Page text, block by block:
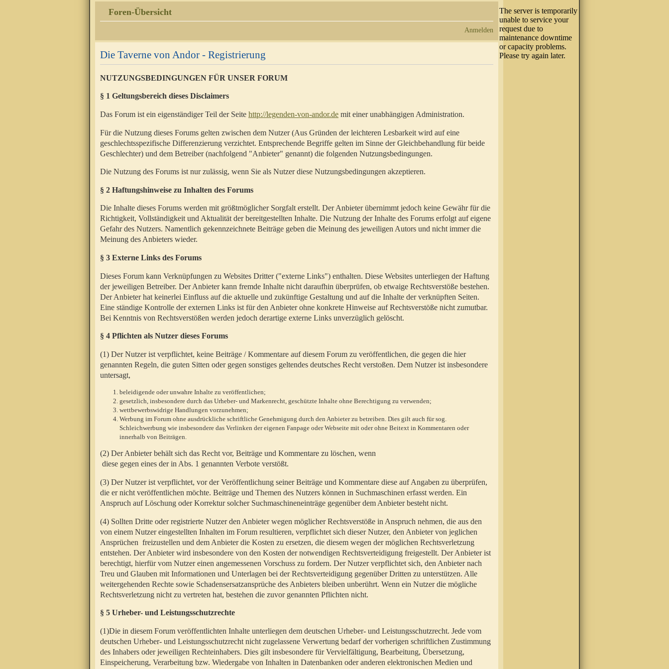
Foren-Übersicht
Anmelden
Die Taverne von Andor - Registrierung
NUTZUNGSBEDINGUNGEN FÜR UNSER FORUM
§ 1 Geltungsbereich dieses Disclaimers
Das Forum ist ein eigenständiger Teil der Seite http://legenden-von-andor.de mit einer unabhängigen Administration.
Für die Nutzung dieses Forums gelten zwischen dem Nutzer (Aus Gründen der leichteren Lesbarkeit wird auf eine
geschlechtsspezifische Differenzierung verzichtet. Entsprechende Begriffe gelten im Sinne der Gleichbehandlung für beide
Geschlechter) und dem Betreiber (nachfolgend "Anbieter" genannt) die folgenden Nutzungsbedingungen.
Die Nutzung des Forums ist nur zulässig, wenn Sie als Nutzer diese Nutzungsbedingungen akzeptieren.
§ 2 Haftungshinweise zu Inhalten des Forums
Die Inhalte dieses Forums werden mit größtmöglicher Sorgfalt erstellt. Der Anbieter übernimmt jedoch keine Gewähr für die
Richtigkeit, Vollständigkeit und Aktualität der bereitgestellten Inhalte. Die Nutzung der Inhalte des Forums erfolgt auf eigene
Gefahr des Nutzers. Namentlich gekennzeichnete Beiträge geben die Meinung des jeweiligen Autors und nicht immer die
Meinung des Anbieters wieder.
§ 3 Externe Links des Forums
Dieses Forum kann Verknüpfungen zu Websites Dritter ("externe Links") enthalten. Diese Websites unterliegen der Haftung
der jeweiligen Betreiber. Der Anbieter kann fremde Inhalte nicht daraufhin überprüfen, ob etwaige Rechtsverstöße bestehen.
Der Anbieter hat keinerlei Einfluss auf die aktuelle und zukünftige Gestaltung und auf die Inhalte der verknüpften Seiten.
Eine ständige Kontrolle der externen Links ist für den Anbieter ohne konkrete Hinweise auf Rechtsverstöße nicht zumutbar.
Bei Kenntnis von Rechtsverstößen werden jedoch derartige externe Links unverzüglich gelöscht.
§ 4 Pflichten als Nutzer dieses Forums
(1) Der Nutzer ist verpflichtet, keine Beiträge / Kommentare auf diesem Forum zu veröffentlichen, die gegen die hier
genannten Regeln, die guten Sitten oder gegen sonstiges geltendes deutsches Recht verstoßen. Dem Nutzer ist insbesondere
untersagt,
beleidigende oder unwahre Inhalte zu veröffentlichen;
gesetzlich, insbesondere durch das Urheber- und Markenrecht, geschützte Inhalte ohne Berechtigung zu verwenden;
wettbewerbswidrige Handlungen vorzunehmen;
Werbung im Forum ohne ausdrückliche schriftliche Genehmigung durch den Anbieter zu betreiben. Dies gilt auch für sog.
Schleichwerbung wie insbesondere das Verlinken der eigenen Fanpage oder Webseite mit oder ohne Beitext in Kommentaren oder
innerhalb von Beiträgen.
(2) Der Anbieter behält sich das Recht vor, Beiträge und Kommentare zu löschen, wenn
diese gegen eines der in Abs. 1 genannten Verbote verstößt.
(3) Der Nutzer ist verpflichtet, vor der Veröffentlichung seiner Beiträge und Kommentare diese auf Angaben zu überprüfen,
die er nicht veröffentlichen möchte. Beiträge und Themen des Nutzers können in Suchmaschinen erfasst werden. Ein
Anspruch auf Löschung oder Korrektur solcher Suchmaschineneinträge gegenüber dem Anbieter besteht nicht.
(4) Sollten Dritte oder registrierte Nutzer den Anbieter wegen möglicher Rechtsverstöße in Anspruch nehmen, die aus den
von einem Nutzer eingestellten Inhalten im Forum resultieren, verpflichtet sich dieser Nutzer, den Anbieter von jeglichen
Ansprüchen freizustellen und dem Anbieter die Kosten zu ersetzen, die diesem wegen der möglichen Rechtsverletzung
entstehen. Der Anbieter wird insbesondere von den Kosten der notwendigen Rechtsverteidigung freigestellt. Der Anbieter ist
berechtigt, hierfür vom Nutzer einen angemessenen Vorschuss zu fordern. Der Nutzer verpflichtet sich, den Anbieter nach
Treu und Glauben mit Informationen und Unterlagen bei der Rechtsverteidigung gegenüber Dritten zu unterstützen. Alle
weitergehenden Rechte sowie Schadensersatzansprüche des Anbieters bleiben unberührt. Wenn ein Nutzer die mögliche
Rechtsverletzung nicht zu vertreten hat, bestehen die zuvor genannten Pflichten nicht.
§ 5 Urheber- und Leistungsschutzrechte
(1)Die in diesem Forum veröffentlichten Inhalte unterliegen dem deutschen Urheber- und Leistungsschutzrecht. Jede vom
deutschen Urheber- und Leistungsschutzrecht nicht zugelassene Verwertung bedarf der vorherigen schriftlichen Zustimmung
des Inhabers oder jeweiligen Rechteinhabers. Dies gilt insbesondere für Vervielfältigung, Bearbeitung, Übersetzung,
Einspeicherung, Verarbeitung bzw. Wiedergabe von Inhalten in Datenbanken oder anderen elektronischen Medien und